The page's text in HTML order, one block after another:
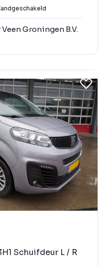
Groningen B.V.
Schuifdeur L / R